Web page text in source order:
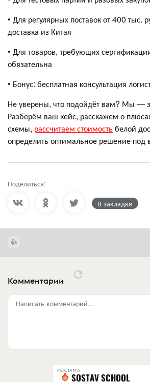
• Для регулярных поставок от 400 тыс.
доставка из Китая
• Для товаров, требующих
обязательна
• Бонус: бесплатная консультация
Не уверены, что подойдёт вам? Мы —
Разберём ваш кейс, расскажем о
схемы, рассчитаем стоимость белой
определить оптимальное решение под
Поделиться:
В закладки
Комментарии
Написать комментарий...
РЕКЛАМА